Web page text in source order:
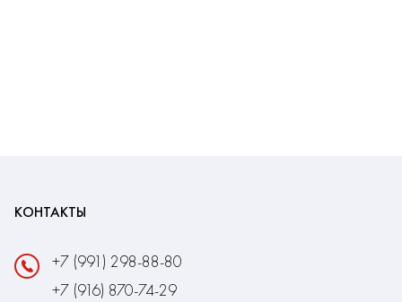
КОНТАКТЫ
+7 (991) 298-88-80
+7 (916) 870-74-29